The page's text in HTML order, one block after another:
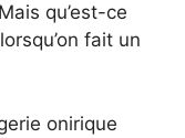
qu’est-ce
fait un
onirique